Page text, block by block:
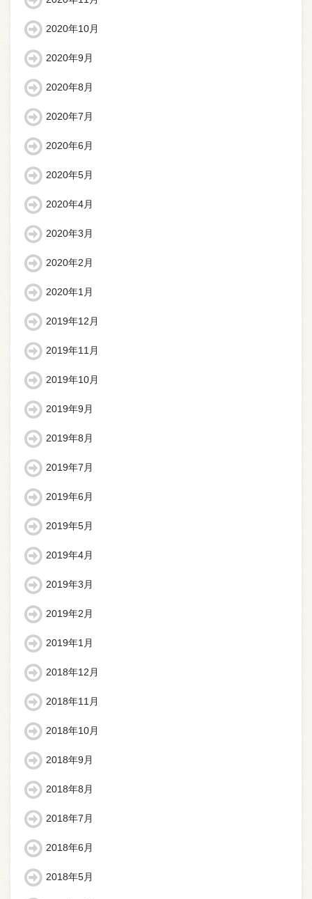
2020年10月
2020年9月
2020年8月
2020年7月
2020年6月
2020年5月
2020年4月
2020年3月
2020年2月
2020年1月
2019年12月
2019年11月
2019年10月
2019年9月
2019年8月
2019年7月
2019年6月
2019年5月
2019年4月
2019年3月
2019年2月
2019年1月
2018年12月
2018年11月
2018年10月
2018年9月
2018年8月
2018年7月
2018年6月
2018年5月